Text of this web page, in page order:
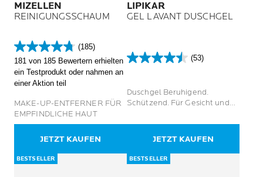
MIZELLEN
REINIGUNGSSCHAUM
(185)
4.8
von
5
Sternen.
Bewertungen
181 von 185 Bewertern erhielten
ein Testprodukt oder nahmen an
einer Aktion teil
MAKE-UP-ENTFERNER FÜR
EMPFINDLICHE HAUT
JETZT KAUFEN
LIPIKAR
GEL LAVANT DUSCHGEL
(53)
4.5
Sternen.
53
Duschgel Beruhigend.
Schützend. Für Gesicht und
JETZT KAUFEN
BESTSELLER BESTSELLER